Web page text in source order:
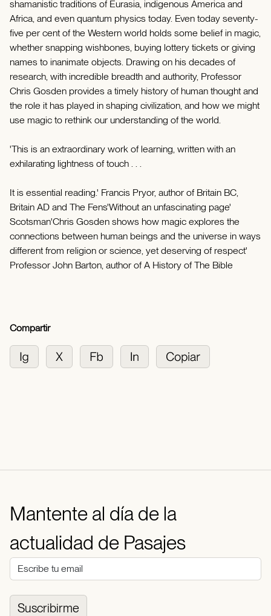
shamanistic traditions of Eurasia, indigenous America and
Africa, and even quantum physics today. Even today seventy-
five per cent of the Western world holds some belief in magic,
whether snapping wishbones, buying lottery tickets or giving
names to inanimate objects. Drawing on his decades of
research, with incredible breadth and authority, Professor
Chris Gosden provides a timely history of human thought and
the role it has played in shaping civilization, and how we might
use magic to rethink our understanding of the world.
'This is an extraordinary work of learning, written with an
exhilarating lightness of touch . . .
It is essential reading.' Francis Pryor, author of Britain BC,
Britain AD and The Fens'Without an unfascinating page'
Scotsman'Chris Gosden shows how magic explores the
connections between human beings and the universe in ways
different from religion or science, yet deserving of respect'
Professor John Barton, author of A History of The Bible
Compartir
Mantente al día de la
actualidad de Pasajes
Suscribirme